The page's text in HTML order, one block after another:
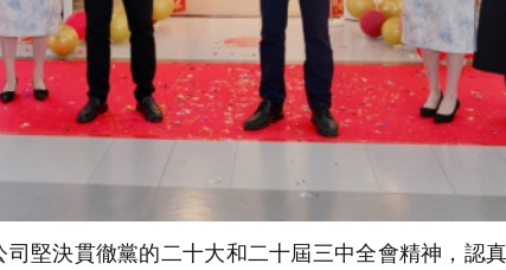
堅決貫徹黨的二十大和二十屆三中全會精神，認